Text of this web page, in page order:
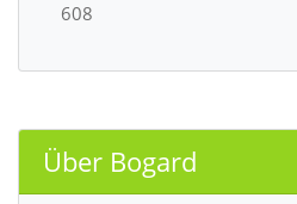
608
Über Bogard